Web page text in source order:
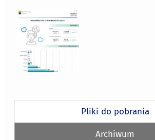
Pliki do pobrania
Archiwum